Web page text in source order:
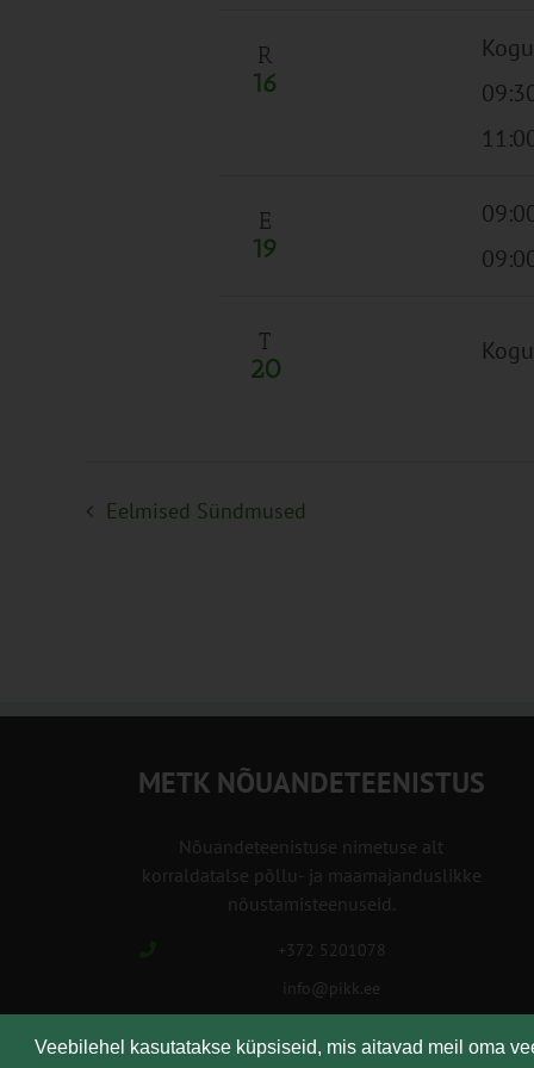
Veebilehel kasutatakse küpsiseid, mis aitavad meil oma
R
16
E
19
T
20
Eelmised Sündmused
METK NÕUANDETEENISTUS
Nõuandeteenistuse nimetuse alt
korraldatalse põllu- ja maamajanduslikke
nõustamisteenuseid.
+372 5201078
info@pikk.ee